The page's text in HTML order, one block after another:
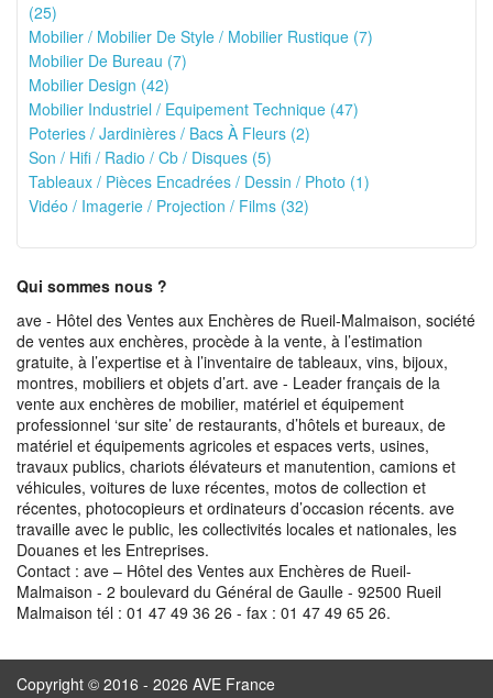
(25)
Mobilier / Mobilier De Style / Mobilier Rustique (7)
Mobilier De Bureau (7)
Mobilier Design (42)
Mobilier Industriel / Equipement Technique (47)
Poteries / Jardinières / Bacs À Fleurs (2)
Son / Hifi / Radio / Cb / Disques (5)
Tableaux / Pièces Encadrées / Dessin / Photo (1)
Vidéo / Imagerie / Projection / Films (32)
Qui sommes nous ?
ave - Hôtel des Ventes aux Enchères de Rueil-Malmaison, société
de ventes aux enchères, procède à la vente, à l’estimation
gratuite, à l’expertise et à l’inventaire de tableaux, vins, bijoux,
montres, mobiliers et objets d’art. ave - Leader français de la
vente aux enchères de mobilier, matériel et équipement
professionnel ‘sur site’ de restaurants, d’hôtels et bureaux, de
matériel et équipements agricoles et espaces verts, usines,
travaux publics, chariots élévateurs et manutention, camions et
véhicules, voitures de luxe récentes, motos de collection et
récentes, photocopieurs et ordinateurs d’occasion récents. ave
travaille avec le public, les collectivités locales et nationales, les
Douanes et les Entreprises.
Contact : ave – Hôtel des Ventes aux Enchères de Rueil-
Malmaison - 2 boulevard du Général de Gaulle - 92500 Rueil
Malmaison tél : 01 47 49 36 26 - fax : 01 47 49 65 26.
Copyright © 2016 - 2026 AVE France